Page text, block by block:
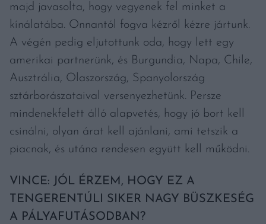
majd javasolta, hogy vegyenek fel minket a
kínálatába. Onnantól fogva kézről kézre jártunk.
A végén pedig eljutottunk oda, hogy lett egy
amerikai partnerünk, és Burgundia, Napa, Chile,
Ausztrália, Olaszország, Spanyolország
sztárborászataival versenyezhetünk. Persze
mindenekfelett álló alapvetés, hogy jó bort kell
csinálni, olyan árat kell ajánlani, ami tetszik a
piacnak, és utána rendesen együtt kell működni.
VINCE: JÓL ÉRZEM, HOGY EZ A
TENGERENTÚLI SIKER NAGY BÜSZKESÉG
A PÁLYAFUTÁSODBAN?